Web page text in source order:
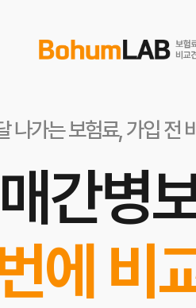
나가는 보험료, 가입 전
간병
에 비